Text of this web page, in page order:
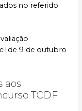
no referido
de 9 de outubro
aos
TCDF